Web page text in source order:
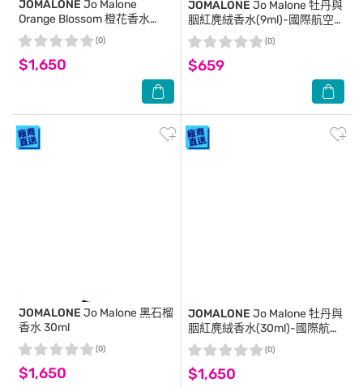
JOMALONE Jo Malone
Orange Blossom 橙花香水
30ml
$1,650
(0)
JOMALONE Jo Malone 牡丹與
胭紅麂絨香水(9ml)-國際航空
版
$659
(0)
JOMALONE Jo Malone 黑石榴
香水 30ml
$1,650
(0)
JOMALONE Jo Malone 牡丹與
胭紅麂絨香水(30ml)-國際航空
版
$1,650
(0)